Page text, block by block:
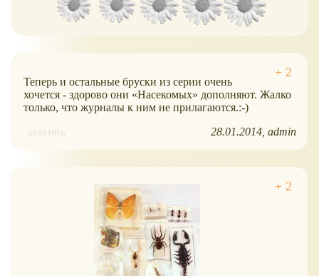
Теперь и остальные бруски из серии очень
хочется - здорово они
Насекомых
дополняют. Жалко
только, что журналы к ним не прилагаются.:-)
ответить 28.01.2014 admin